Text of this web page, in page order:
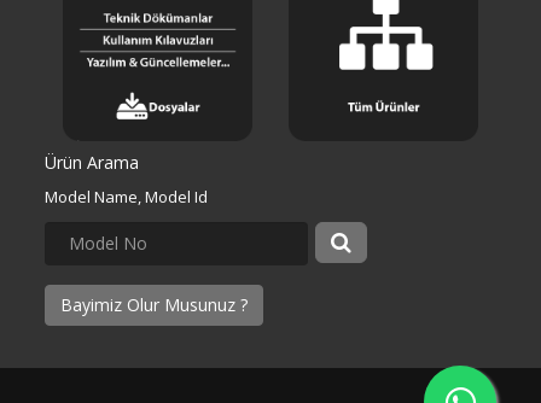
Ürün Arama
Model Name, Model Id
Bayimiz Olur Musunuz ?